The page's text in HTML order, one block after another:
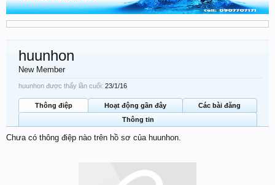
huunhon
New Member
huunhon được thấy lần cuối: 23/1/16
Thông điệp Hoạt động gần đây
Các bài đăng
Thông tin
Chưa có thông điệp nào trên hồ sơ của huunhon.